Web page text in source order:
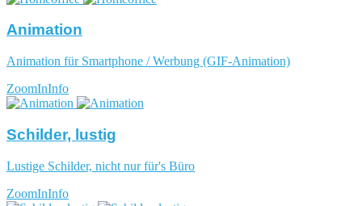
Animation
Animation für Smartphone / Werbung (GIF-Animation)
ZoomInInfo
Schilder, lustig
Lustige Schilder, nicht nur für's Büro
ZoomInInfo